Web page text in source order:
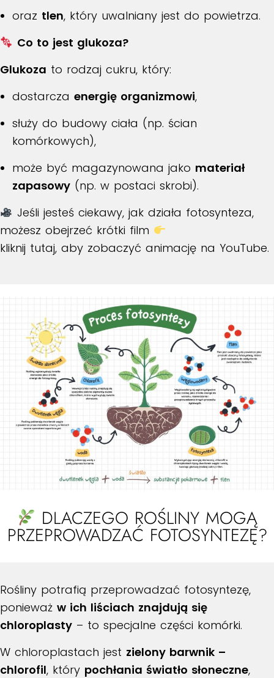
oraz tlen, który uwalniany jest do powietrza.
Co to jest glukoza?
Glukoza to rodzaj cukru, który:
dostarcza energię organizmowi,
służy do budowy ciała (np. ścian
komórkowych),
może być magazynowana jako materiał
zapasowy (np. w postaci skrobi).
Jeśli jesteś ciekawy, jak działa fotosynteza,
możesz obejrzeć krótki film
kliknij tutaj, aby zobaczyć animację na YouTube.
DLACZEGO ROŚLINY MOGĄ
PRZEPROWADZAĆ FOTOSYNTEZĘ?
Rośliny potrafią przeprowadzać fotosyntezę,
ponieważ w ich liściach znajdują się
chloroplasty – to specjalne części komórki.
W chloroplastach jest zielony barwnik –
chlorofil, który pochłania światło słoneczne,